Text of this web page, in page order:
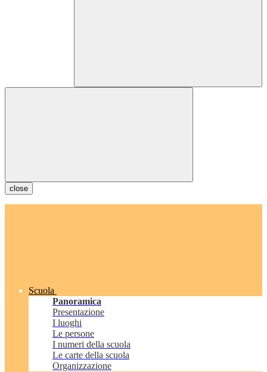
close
Scuola
Panoramica
Presentazione
I luoghi
Le persone
I numeri della scuola
Le carte della scuola
Organizzazione